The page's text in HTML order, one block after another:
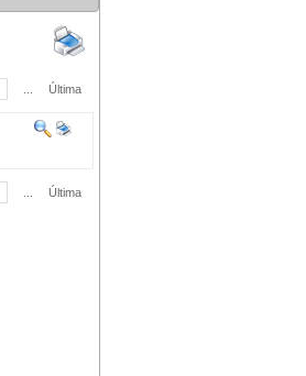
Última
Última